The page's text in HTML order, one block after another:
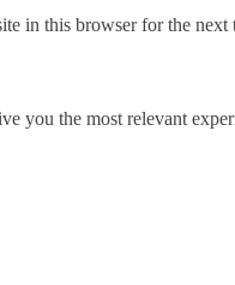
in this browser for the next
you the most relevant